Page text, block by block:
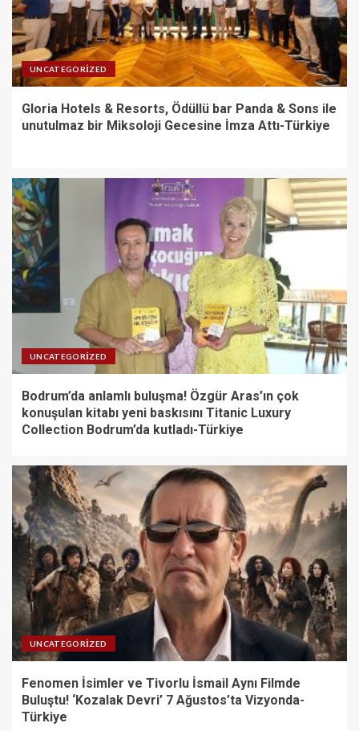
UNCATEGORIZED
Gloria Hotels & Resorts, Ödüllü bar Panda & Sons ile
unutulmaz bir Miksoloji Gecesine İmza Attı-Türkiye
UNCATEGORIZED
Bodrum’da anlamlı buluşma! Özgür Aras’ın çok
konuşulan kitabı yeni baskısını Titanic Luxury
Collection Bodrum’da kutladı-Türkiye
UNCATEGORIZED
Fenomen İsimler ve Tivorlu İsmail Aynı Filmde
Buluştu! ‘Kozalak Devri’ 7 Ağustos’ta Vizyonda-
Türkiye